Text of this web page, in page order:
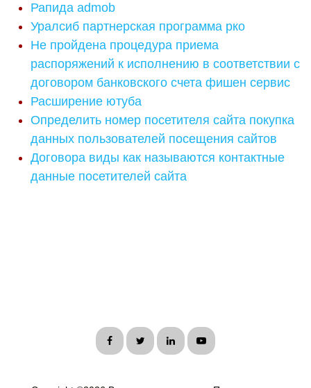
Рапида admob
Уралсиб партнерская программа рко
Не пройдена процедура приема
распоряжений к исполнению в соответствии с
договором банковского счета фишен сервис
Расширение ютуба
Определить номер посетителя сайта покупка
данных пользователей посещения сайтов
Договора виды как называются контактные
данные посетителей сайта